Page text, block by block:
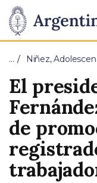
Presidencia
de
la
Nación
Pasar al
… Niñez,
El
de